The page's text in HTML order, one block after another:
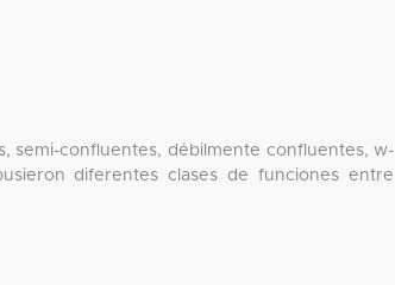
semi-confluentes, débilmente confluentes, w-
diferentes clases de funciones entre